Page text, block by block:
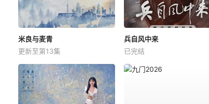
米良与麦青
更新至第13集
兵自风中来
已完结